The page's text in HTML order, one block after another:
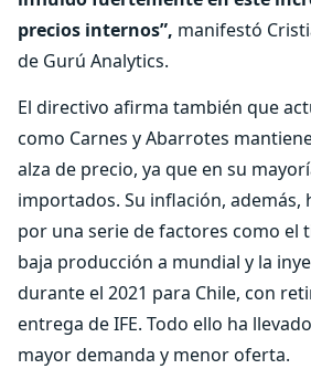
precios internos”, manifestó
de Gurú Analytics.
El directivo afirma también que
como Carnes y Abarrotes
alza de precio, ya que en su
importados. Su inflación, además,
por una serie de factores como el
baja producción a mundial y la
durante el 2021 para Chile, con
entrega de IFE. Todo ello ha
mayor demanda y menor oferta.